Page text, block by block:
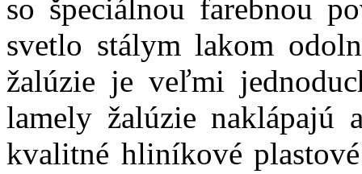
so špeciálnou farebnou
svetlo stálym lakom
žalúzie je veľmi
lamely žalúzie naklápajú
kvalitné hliníkové